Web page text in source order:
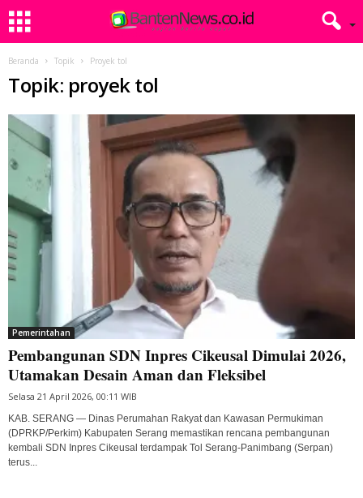
Beranda Topik Proyek tol
Topik: proyek tol
Pemerintahan
Pembangunan SDN Inpres Cikeusal Dimulai 2026,
Utamakan Desain Aman dan Fleksibel
Selasa 21 April 2026, 00:11 WIB
KAB. SERANG — Dinas Perumahan Rakyat dan Kawasan Permukiman
(DPRKP/Perkim) Kabupaten Serang memastikan rencana pembangunan
kembali SDN Inpres Cikeusal terdampak Tol Serang-Panimbang (Serpan)
terus...